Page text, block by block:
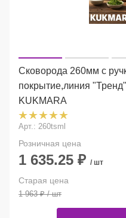
Сковорода 260мм с
покрытие,линия
KUKMARA
Арт.: 260tsml
Розничная цена
1 635.25 ₽ / шт
Старая цена
1 963₽/ шт